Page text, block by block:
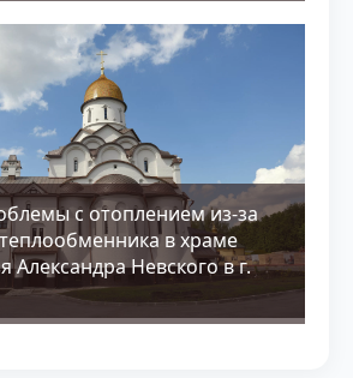
с отоплением из-за
в храме
Александра Невского в г.